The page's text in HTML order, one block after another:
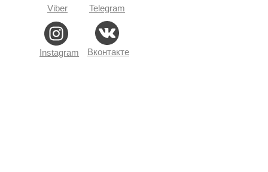
Telegram
Viber
Instagram Вконтакте